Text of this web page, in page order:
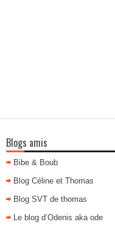
Blogs amis
Bibe & Boub
Blog Céline et Thomas
Blog SVT de thomas
Le blog d’Odenis aka ode